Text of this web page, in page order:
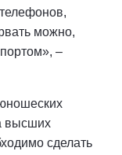
можно,
–
высших
сделать